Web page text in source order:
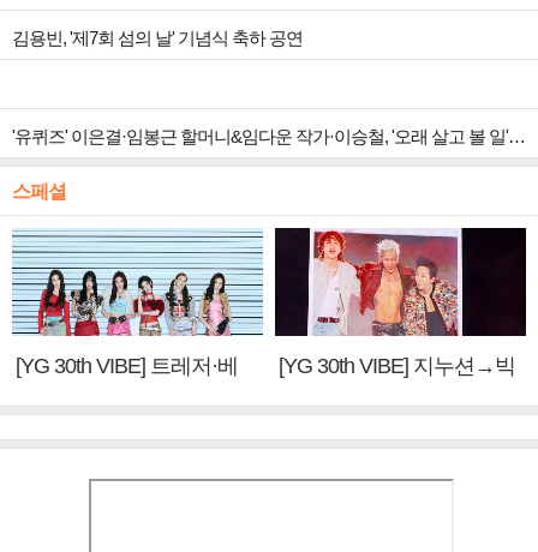
김용빈, '제7회 섬의 날' 기념식 축하 공연
'유퀴즈' 이은결·임봉근 할머니&임다운 작가·이승철, '오래 살고 볼 일' 특집 출격
스페셜
[YG 30th VIBE] 트레저·베
[YG 30th VIBE] 지누션→빅